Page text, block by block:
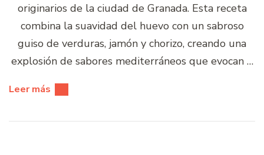
originarios de la ciudad de Granada. Esta receta
combina la suavidad del huevo con un sabroso
guiso de verduras, jamón y chorizo, creando una
explosión de sabores mediterráneos que evocan …
Leer más